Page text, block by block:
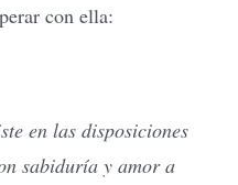
con ella:
en las disposiciones
sabiduría y amor a